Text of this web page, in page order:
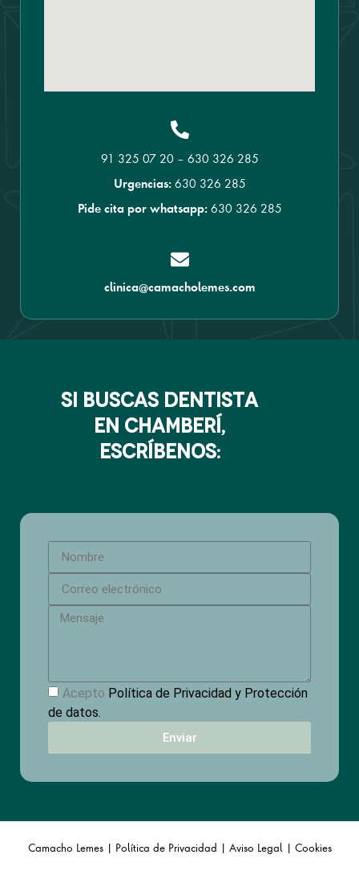
91 325 07 20 – 630 326 285
Urgencias: 630 326 285
Pide cita por whatsapp: 630 326 285
clinica@camacholemes.com
si buscas dentista
en chamberí,
escríbenos:
Acepto Política de Privacidad y Protección
de datos.
Enviar
Camacho Lemes | Política de Privacidad | Aviso Legal | Cookies